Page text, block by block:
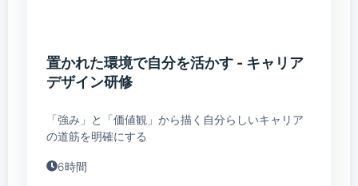
置かれた環境で自分を活かす - キャリア
デザイン研修
「強み」と「価値観」から描く自分らしいキャリア
の道筋を明確にする
6時間